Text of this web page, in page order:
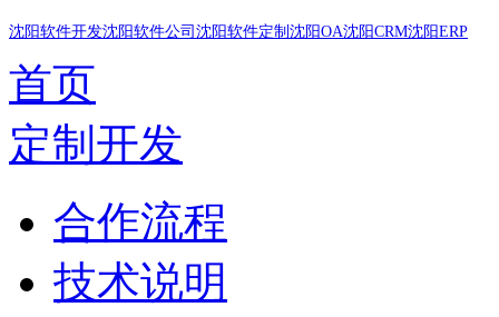
沈阳软件开发沈阳软件公司 沈阳软件定制 沈阳OA沈阳CRM沈阳ERP
首页
定制开发
合作流程
技术说明